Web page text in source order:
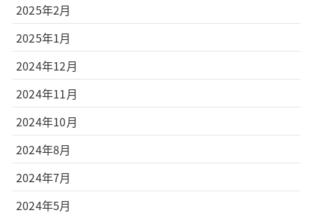
2025年2月
2025年1月
2024年12月
2024年11月
2024年10月
2024年8月
2024年7月
2024年5月